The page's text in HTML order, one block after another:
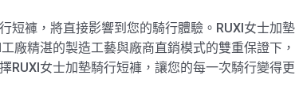
短褲，將直接影響到您的騎行體驗。RUXI女士加
廠精湛的製造工藝與廠商直銷模式的雙重保證下
RUXI女士加墊騎行短褲，讓您的每一次騎行變得